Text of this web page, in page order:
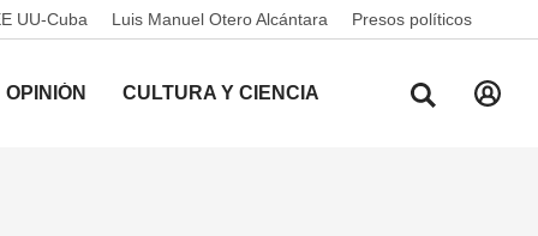
UU-Cuba Luis Manuel Otero Alcántara Presos políticos
OPINIÓN CULTURA Y CIENCIA